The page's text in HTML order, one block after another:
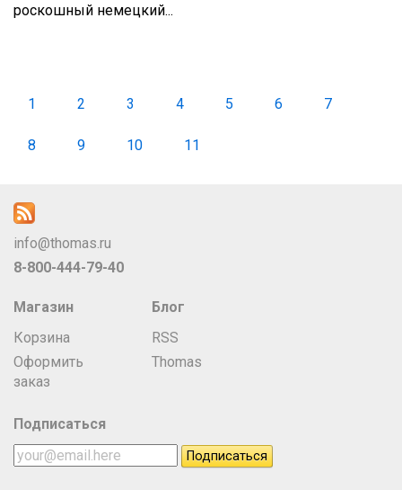
роскошный немецкий...
1 2 3 4 5 6 7
8 9 10 11
info@thomas.ru
8-800-444-79-40
Магазин
Корзина
Оформить
заказ
Блог
RSS
Thomas
Подписаться